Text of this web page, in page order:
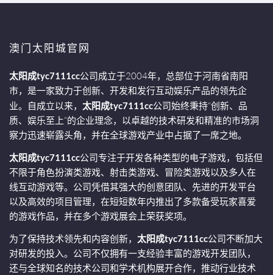
澳门太阳城官网
太阳成tyc7111cc公司成立于2004年，总部位于河南省南阳
市，是一家致力于创新、开发和发行互动娱乐产品的领先企
业。自成立以来， 太阳成tyc7111cc公司始终秉持“创新、品
质、娱乐至上”的企业理念，以卓越的技术研发和精准的市场洞
察力迅速崭露头角，并在全球游戏产业中占据了一席之地。
太阳成tyc7111cc公司专注于开发各种类型的电子游戏，包括但
不限于角色扮演类游戏、射击类游戏、冒险类游戏以及多人在
线互动游戏等。公司凭借其强大的创意团队、先进的开发平台
以及高效的项目管理，在短短数年内推出了多款备受玩家喜爱
的游戏作品，并在多个游戏展会上荣获奖项。
为了保持技术领先和内容创新， 太阳成tyc7111cc公司不断加大
对研发的投入。公司不仅拥有一支经验丰富的游戏开发团队，
还与全球知名的技术公司和学术机构展开合作，推动行业技术